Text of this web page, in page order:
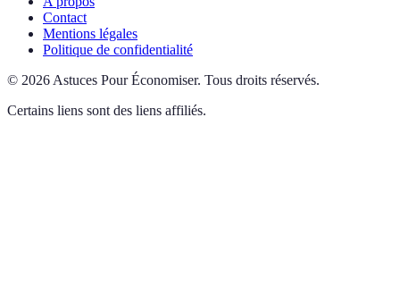
Contact
Mentions légales
Politique de confidentialité
© 2026 Astuces Pour Économiser. Tous droits réservés.
Certains liens sont des liens affiliés.